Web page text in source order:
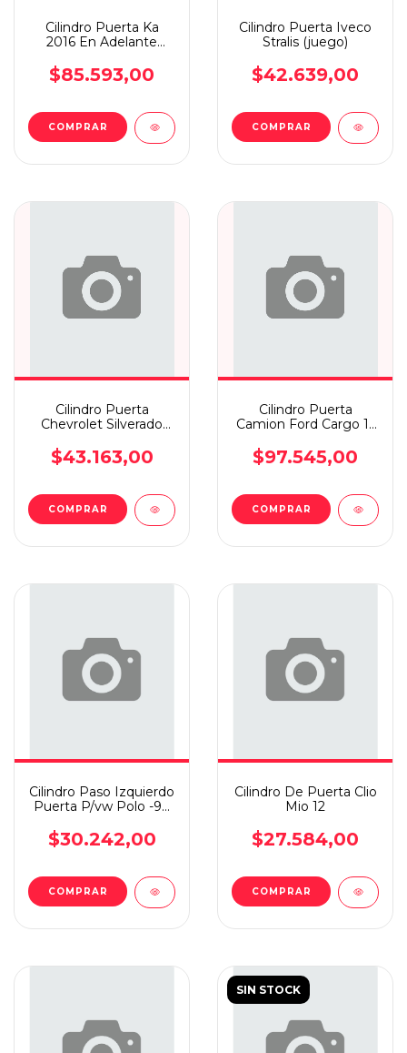
Cilindro Puerta Ka
2016 En Adelante
$85.593,00
COMPRAR
Cilindro Puerta Iveco
Stralis (juego)
$42.639,00
Cilindro Puerta
Chevrolet Silverado
$43.163,00
Cilindro Puerta
Camion Ford Cargo 11
$97.545,00
Cilindro Paso Izquierdo
Puerta P/vw Polo -99
$30.242,00
COMPRAR
Cilindro De Puerta Clio
Mio 12
$27.584,00
SIN STOCK